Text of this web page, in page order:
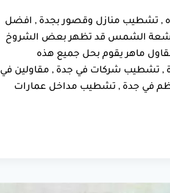
, تشطيب منازل وقصور بجدة , افضل
واشعة الشمس قد تظهر بعض الشروخ
مقاول ماهر يقوم بحل جميع هذه
, تشطيب شركات في جدة , مقاولين في
في جدة , تشطيب مداخل عمارات